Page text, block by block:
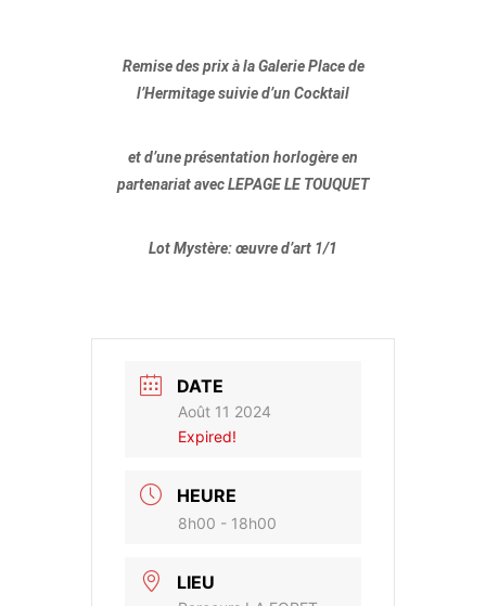
Remise des prix à la Galerie Place de
l’Hermitage suivie d’un Cocktail
et d’une présentation horlogère en
partenariat avec LEPAGE LE TOUQUET
Lot Mystère: œuvre d’art 1/1
DATE
Août 11 2024
Expired!
HEURE
8h00 - 18h00
LIEU